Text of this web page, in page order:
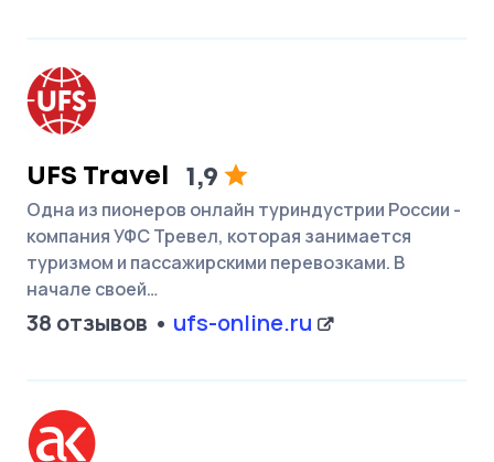
UFS Travel 1,9
Одна из пионеров онлайн туриндустрии России -
компания УФС Тревел, которая занимается
туризмом и пассажирскими перевозками. В
начале своей…
38 отзывов ufs-online.ru